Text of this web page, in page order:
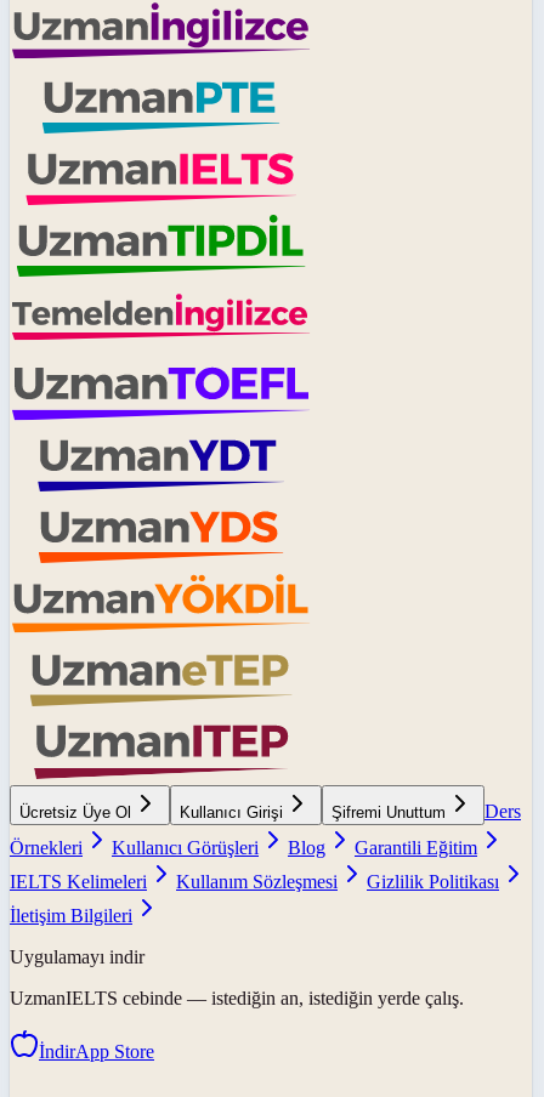
Ücretsiz Üye Ol Kullanıcı Girişi Şifremi Unuttum
Ders
Örnekleri
Kullanıcı Görüşleri Blog
Garantili Eğitim
IELTS Kelimeleri
Kullanım Sözleşmesi
Gizlilik Politikası
İletişim Bilgileri
Uygulamayı indir
UzmanIELTS cebinde — istediğin an, istediğin yerde çalış.
İndirApp Store